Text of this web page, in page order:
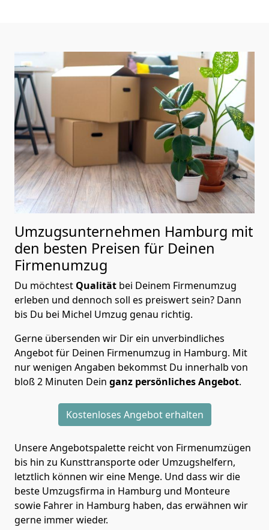
Umzugsunternehmen Hamburg mit
den besten Preisen für Deinen
Firmenumzug
Du möchtest Qualität bei Deinem Firmenumzug
erleben und dennoch soll es preiswert sein? Dann
bis Du bei Michel Umzug genau richtig.
Gerne übersenden wir Dir ein unverbindliches
Angebot für Deinen Firmenumzug in Hamburg. Mit
nur wenigen Angaben bekommst Du innerhalb von
bloß 2 Minuten Dein ganz persönliches Angebot.
Kostenloses Angebot erhalten
Unsere Angebotspalette reicht von Firmenumzügen
bis hin zu Kunsttransporte oder Umzugshelfern,
letztlich können wir eine Menge. Und dass wir die
beste Umzugsfirma in Hamburg und Monteure
sowie Fahrer in Hamburg haben, das erwähnen wir
gerne immer wieder.